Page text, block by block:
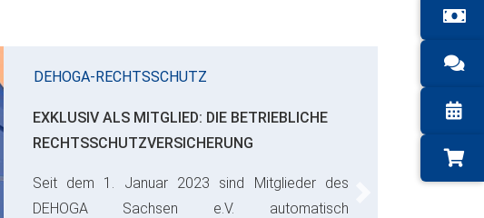
DEHOGA-RECHTSSCHUTZ
EXKLUSIV ALS MITGLIED: DIE BETRIEBLICHE
RECHTSSCHUTZVERSICHERUNG
Seit dem 1. Januar 2023 sind Mitglieder des
DEHOGA Sachsen e.V. automatisch